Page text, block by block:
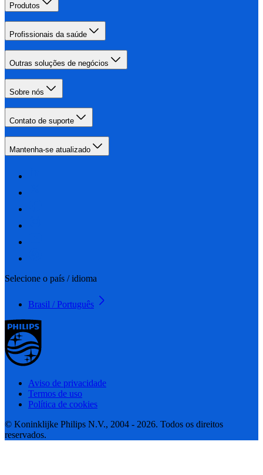
Produtos
Profissionais da saúde
Outras soluções de negócios
Sobre nós
Contato de suporte
Mantenha-se atualizado
Selecione o país / idioma
Brasil / Português
Aviso de privacidade
Termos de uso
Política de cookies
© Koninklijke Philips N.V., 2004 - 2026. Todos os direitos
reservados.